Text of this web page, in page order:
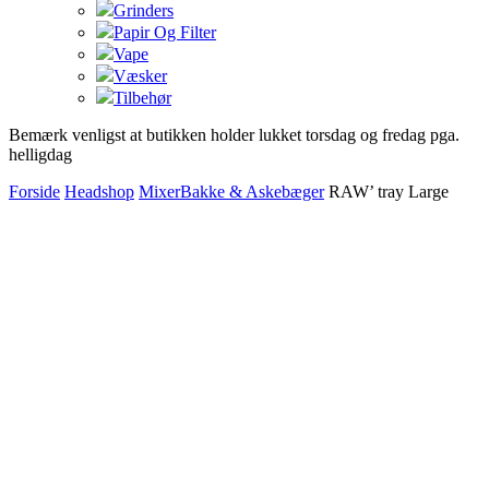
Grinders
Papir Og Filter
Vape
Væsker
Tilbehør
Bemærk venligst at butikken holder lukket torsdag og fredag pga.
helligdag
Forside Headshop MixerBakke & Askebæger RAW’ tray Large